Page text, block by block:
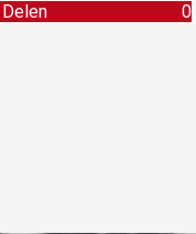
Delen
0